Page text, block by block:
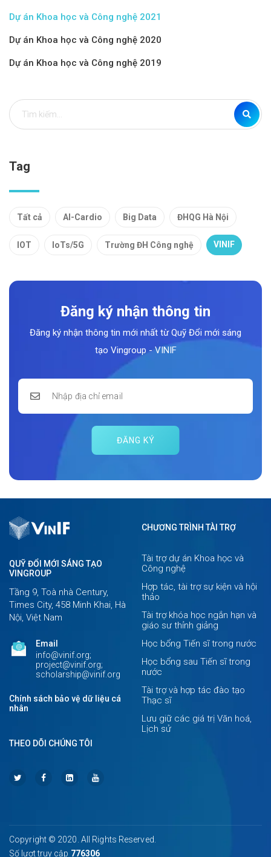
Dự án Khoa học và Công nghệ 2021
Dự án Khoa học và Công nghệ 2020
Dự án Khoa học và Công nghệ 2019
Tag
Tất cả AI-Cardio Big Data ĐHQG Hà Nội
IOT IoTs/5G Trường ĐH Công nghệ VINIF
Đăng ký nhận thông tin
Đăng ký nhận thông tin mới nhất từ Quỹ Đổi mới sáng
tạo Vingroup - VINIF
ĐĂNG KÝ
QUỸ ĐỔI MỚI SÁNG TẠO
VINGROUP
Tầng 9, Toà nhà Century,
Times City, 458 Minh Khai, Hà
Nội, Việt Nam
Email
info@vinif.org;
project@vinif.org;
scholarship@vinif.org
Chính sách bảo vệ dữ liệu cá
nhân
CHƯƠNG TRÌNH TÀI TRỢ
Tài trợ dự án Khoa học và
Công nghệ
Hợp tác, tài trợ sự kiện và hội
thảo
Tài trợ khóa học ngắn hạn và
giáo sư thỉnh giảng
Học bổng Tiến sĩ trong nước
Học bổng sau Tiến sĩ trong
nước
Tài trợ và hợp tác đào tạo
Thạc sĩ
Lưu giữ các giá trị Văn hoá,
Lịch sử
THEO DÕI CHÚNG TÔI
Copyright © 2020. All Rights Reserved.
Số lượt truy cập 776306